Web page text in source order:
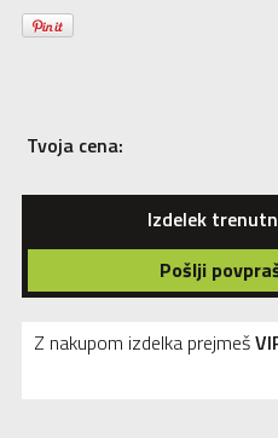
Tvoja cena:
Izdelek
Pošlji
Z nakupom izdelka prejmeš